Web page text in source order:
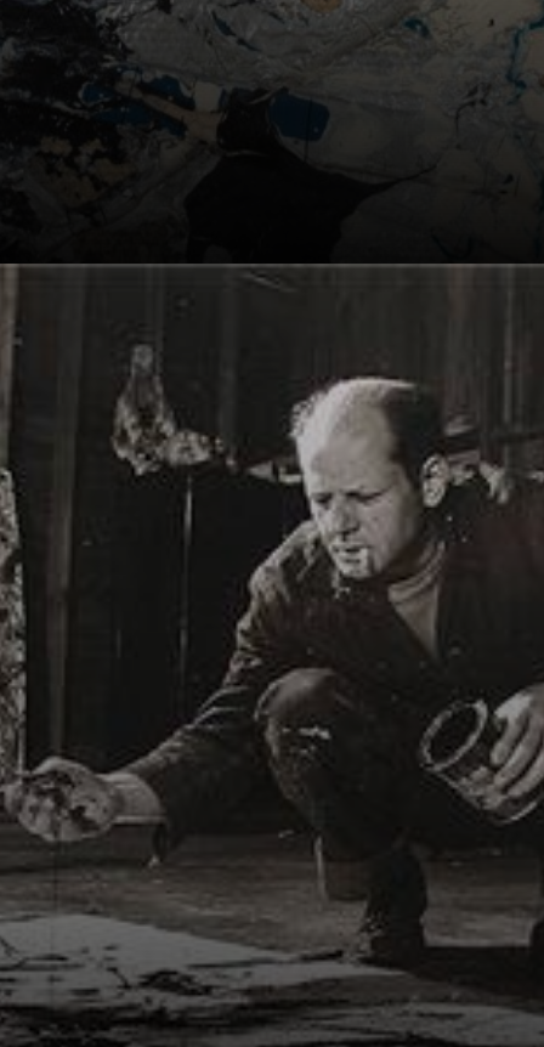
Nem todos
entenderam a
genialidade de
Pollock logo de
início.